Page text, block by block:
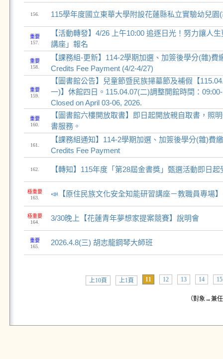
156. 115學年度國立東華大學附設花蓮縣私立實驗幼兒園
重要
157.
【活動轉發】4/26 上午10:00 追逐日光！努力讓人
講座」報名
重要
158.
【課務組-更新】114-2學期加選、加簽後學分(雜)費
Credits Fee Payment (4/2-4/27)
重要
159.
【圖書館公告】兒童節暨民族掃墓節及補假【
一)】休館四日。115.04.07(二)調整開館時間：
Closed on April 03-06, 2026.
重要
160.
【圖書館六樓開放取書】即日起開放親自取書，照
書服務。
161.
【課務組通知】114-2學期加選、加簽後學分(雜)費
Credits Fee Payment
162. 【轉知】115年度「第28屆金書獎」甄選活動即日起
極重要
163.
📣【原住民族文化安全知能研習講座－教職員專場
極重要
164.
3/30晚上【花蓮青年夢想家提案競賽】說明會
重要
165.
2026.4.8(三) 胡志龍鋼琴大師班
上10頁 上1頁 11 12 13 14 15
（對象→兼